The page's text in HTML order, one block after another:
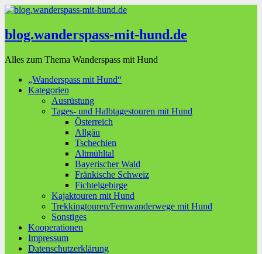
blog.wanderspass-mit-hund.de
Alles zum Thema Wanderspass mit Hund
„Wanderspass mit Hund“
Kategorien
Ausrüstung
Tages- und Halbtagestouren mit Hund
Österreich
Allgäu
Tschechien
Altmühltal
Bayerischer Wald
Fränkische Schweiz
Fichtelgebirge
Kajaktouren mit Hund
Trekkingtouren/Fernwanderwege mit Hund
Sonstiges
Kooperationen
Impressum
Datenschutzerklärung